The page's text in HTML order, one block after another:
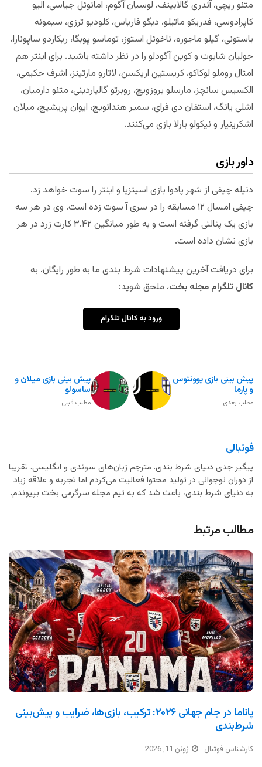
متئو ریچی، آندری گالابینف، لوسیان آگوم، امانوئل جیاسی، الیو
کاپرادوسی، فدریکو ماتیلو، دیگو فاریاس، کلودیو ترزی، سیمونه
باستونی، گیلو ماجوره، ناخوئل استوز، توماسو پوبگا، ریکاردو ساپونارا،
جولیان شابوت و کوین آگودلو را در نظر داشته باشید. برای اینتر هم
امثال روملو لوکاکو، کریستین اریکسن، لاتارو مارتینز، اشرف حکیمی،
الکسیس سانچز، مارسلو بروزویچ، روبرتو گالیاردینی، متئو دارمیان،
اشلی یانگ، استفان دی فرای، سمیر هندانویچ، ایوان پریشیچ، میلان
اشکرینیار و نیکولو بارلا بازی می‌کنند.
داور بازی
دنیله چیفی از شهر پادوا بازی اسپتزیا و اینتر را سوت خواهد زد.
چیفی امسال ۱۲ مسابقه را در سری آ سوت زده است. وی در هر سه
بازی یک پنالتی گرفته است و به طور میانگین ۳.۴۲ کارت زرد در هر
بازی نشان داده است.
برای دریافت آخرین پیشنهادات شرط بندی ما به طور رایگان، به
کانال تلگرام مجله بخت، ملحق شوید:
ورود به کانال تلگرام
پیش بینی بازی میلان و
ساسولو
مطلب قبلی
پیش بینی بازی یوونتوس
و پارما
مطلب بعدی
فوتبالی
پیگیر جدی دنیای شرط بندی. مترجم زبان‌های سوئدی و انگلیسی. تقریبا
از دوران نوجوانی در تولید محتوا فعالیت می‌کردم اما تجربه و علاقه زیاد
به دنیای شرط بندی، باعث شد که به تیم مجله سرگرمی بخت بپیوندم.
مطالب مرتبط
پاناما در جام جهانی ۲۰۲۶: ترکیب، بازی‌ها، ضرایب و پیش‌بینی
شرط‌بندی
کارشناس فوتبال ژوئن 11, 2026